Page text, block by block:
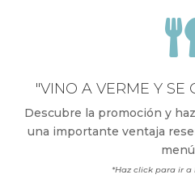

"VINO A VERME Y SE
Descubre la promoción y
una importante ventaja
*Haz click para ir a